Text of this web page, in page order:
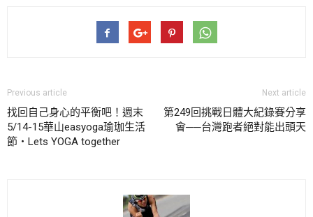
Previous article
找回自己身心的平衡吧！週末
5/14-15華山easyoga瑜珈生活
節・Lets YOGA together
Next article
第249回挑戰日體大紀錄賽分享
會──台灣跑者絕對能出頭天